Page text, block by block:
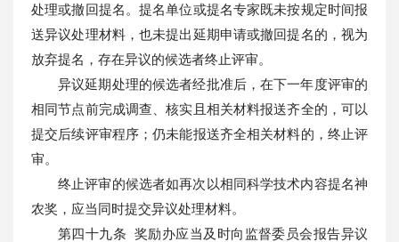
处理或撤回提名。提名单位或提名专家既未按规定时间报
送异议处理材料，也未提出延期申请或撤回提名的，视为
放弃提名，存在异议的候选者终止评审。
异议延期处理的候选者经批准后，在下一年度评审的
相同节点前完成调查、核实且相关材料报送齐全的，可以
提交后续评审程序；仍未能报送齐全相关材料的，终止评
审。
终止评审的候选者如再次以相同科学技术内容提名神
农奖，应当同时提交异议处理材料。
第四十九条 奖励办应当及时向监督委员会报告异议